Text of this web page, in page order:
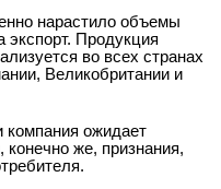
нарастило объемы
экспорт. Продукция
во всех странах
Великобритании и
компания ожидает
же, признания,